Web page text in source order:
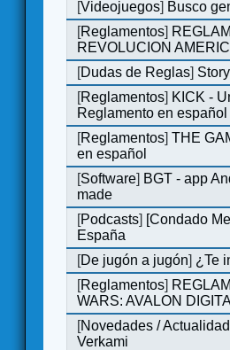
[Videojuegos] Busco
[Reglamentos]
REVOLUCION
[Dudas de Reglas]
[Reglamentos] KICK -
Reglamento en español
[Reglamentos]THE
en español
[Software] BGT - app
made
[Podcasts] [Condado
España
[De jugón a jugón] ¿Te
[Reglamentos]
WARS: AVALON
[Novedades / Actualidad
Verkami